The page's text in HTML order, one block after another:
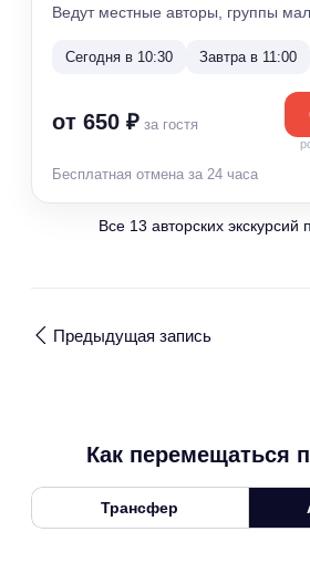
Ведут местные авторы, группы
Сегодня в 10:30 Завтра в 11:00
от 650 ₽ за гостя
Бесплатная отмена за 24 часа
Все 13 авторских экскурсий
Предыдущая запись
Как перемещаться
Трансфер